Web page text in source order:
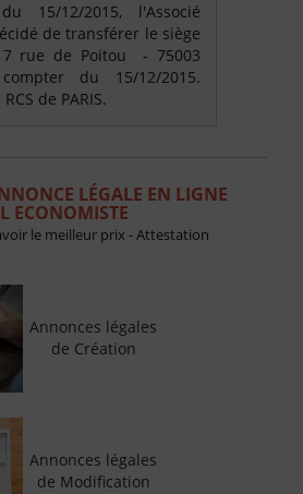
15/12/2015, l'Associé
de transférer le siège
rue de Poitou - 75003
du 15/12/2015.
de PARIS.
LÉGALE EN LIGNE
ECONOMISTE
le meilleur prix - Attestation
Annonces légales
de Création
Annonces légales
de Modification